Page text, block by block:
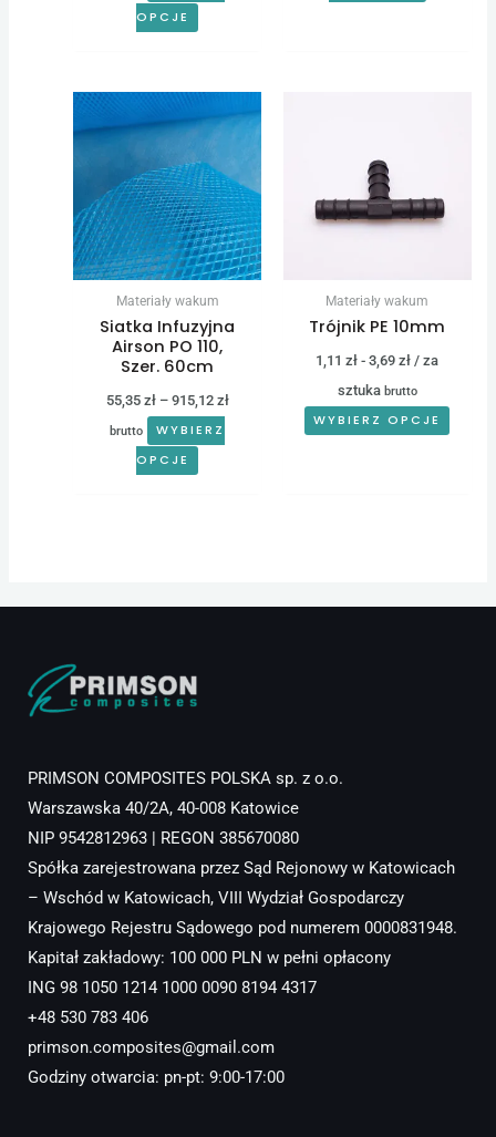
OPCJE
Materiały wakum
Siatka Infuzyjna
Airson PO 110,
Szer. 60cm
55,35 zł – 915,12 zł
cen:
do
915,12 zł
brutto
WYBIERZ
OPCJE
produkt
ma
wiele
wariantów.
Opcje
można
na
stronie
produktu
Materiały wakum
Trójnik PE 10mm
1,11zł -3,69zł / za
sztuka brutto
WYBIERZ OPCJE
PRIMSON COMPOSITES POLSKA sp. z o.o.
Warszawska 40/2A, 40-008 Katowice
NIP 9542812963 | REGON 385670080
Spółka zarejestrowana przez Sąd Rejonowy w Katowicach
– Wschód w Katowicach, VIII Wydział Gospodarczy
Krajowego Rejestru Sądowego pod numerem 0000831948.
Kapitał zakładowy: 100 000 PLN w pełni opłacony
ING 98 1050 1214 1000 0090 8194 4317
+48 530 783 406
primson.composites@gmail.com
Godziny otwarcia: pn-pt: 9:00-17:00